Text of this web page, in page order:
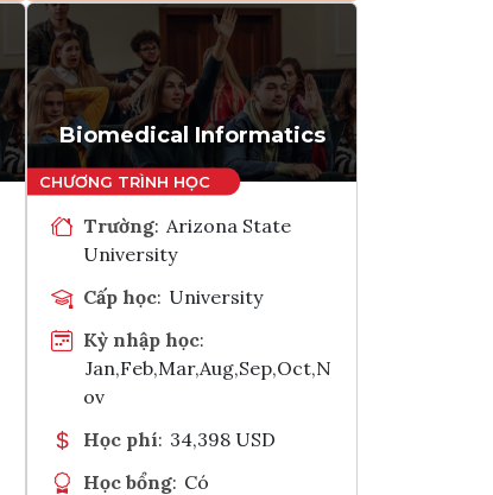
Ghi danh
Tham vấn Interlink
Biomedical Informatics
Trường: Arizona State
University
Cấp học: University
Kỳ nhập học:
Jan,Feb,Mar,Aug,Sep,Oct,N
ov
Học phí: 34,398 USD
Học bổng: Có